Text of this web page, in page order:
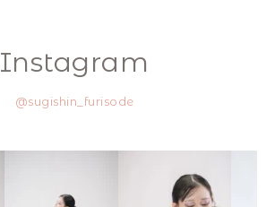
Instagram
@sugishin_furisode